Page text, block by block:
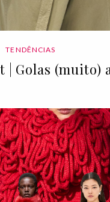
TENDÊNCIAS
| Golas (muito)